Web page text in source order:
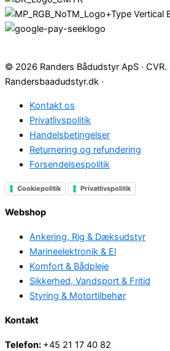
© 2026 Randers Bådudstyr ApS · CVR.
Randersbaadudstyr.dk ·
Kontakt os
Privatlivspolitik
Handelsbetingelser
Returnering og refundering
Forsendelsespolitik
Cookiepolitik Privatlivspolitik
Webshop
Ankering, Rig & Dæksudstyr
Marineelektronik & El
Komfort & Bådpleje
Sikkerhed, Vandsport & Fritid
Styring & Motortilbehør
Kontakt
Telefon: +45 21 17 40 82